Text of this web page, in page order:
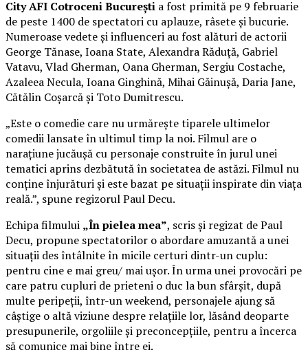
City AFI Cotroceni București a fost primită pe 9 februarie
de peste 1400 de spectatori cu aplauze, râsete și bucurie.
Numeroase vedete și influenceri au fost alături de actorii
George Tănase, Ioana State, Alexandra Răduță, Gabriel
Vatavu, Vlad Gherman, Oana Gherman, Sergiu Costache,
Azaleea Necula, Ioana Ginghină, Mihai Găinușă, Daria Jane,
Cătălin Coșarcă și Toto Dumitrescu.
„Este o comedie care nu urmărește tiparele ultimelor
comedii lansate în ultimul timp la noi. Filmul are o
narațiune jucăușă cu personaje construite în jurul unei
tematici aprins dezbătută în societatea de astăzi. Filmul nu
conține înjurături și este bazat pe situații inspirate din viața
reală.”, spune regizorul Paul Decu.
Echipa filmului „În pielea mea”, scris și regizat de Paul
Decu, propune spectatorilor o abordare amuzantă a unei
situații des întâlnite în micile certuri dintr-un cuplu:
pentru cine e mai greu/ mai ușor. În urma unei provocări pe
care patru cupluri de prieteni o duc la bun sfârșit, după
multe peripeții, într-un weekend, personajele ajung să
câștige o altă viziune despre relațiile lor, lăsând deoparte
presupunerile, orgoliile și preconcepțiile, pentru a încerca
să comunice mai bine între ei.